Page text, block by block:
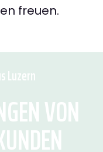
freuen.
Luzern
VON